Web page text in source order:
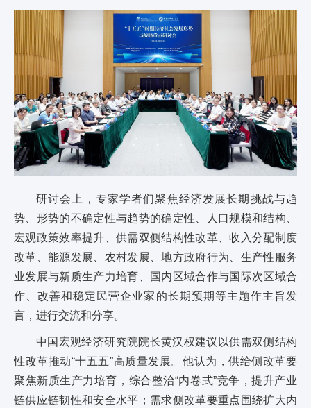
研讨会上，专家学者们聚焦经济发展长期挑战与趋
势、形势的不确定性与趋势的确定性、人口规模和结构、
宏观政策效率提升、供需双侧结构性改革、收入分配制度
改革、能源发展、农村发展、地方政府行为、生产性服务
业发展与新质生产力培育、国内区域合作与国际次区域合
作、改善和稳定民营企业家的长期预期等主题作主旨发
言，进行交流和分享。
中国宏观经济研究院院长黄汉权建议以供需双侧结构
性改革推动“十五五”高质量发展。他认为，供给侧改革要
聚焦新质生产力培育，综合整治“内卷式”竞争，提升产业
链供应链韧性和安全水平；需求侧改革要重点围绕扩大内